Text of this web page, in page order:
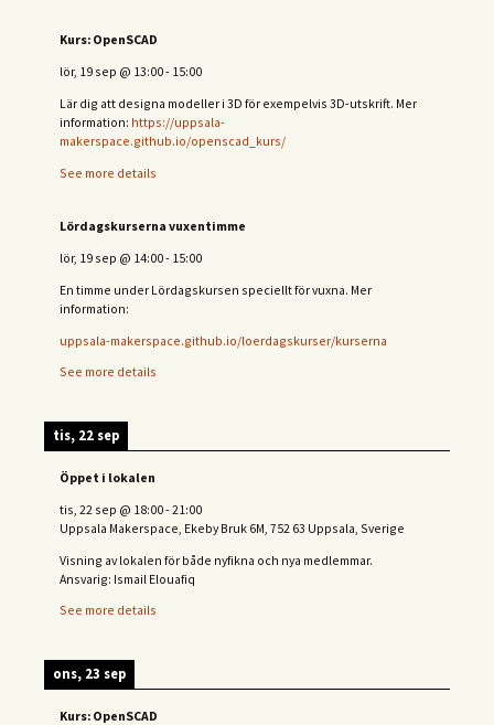
Kurs: OpenSCAD
lör, 19 sep @ 13:00- 15:00
Lär dig att designa modeller i 3D för exempelvis 3D-utskrift. Mer
information: https://uppsala-
makerspace.github.io/openscad_kurs/
See more details
Lördagskurserna vuxentimme
lör, 19 sep @ 14:00- 15:00
En timme under Lördagskursen speciellt för vuxna. Mer
information:
uppsala-makerspace.github.io/loerdagskurser/kurserna
See more details
tis, 22 sep
Öppet i lokalen
tis, 22 sep @ 18:00-21:00
Uppsala Makerspace, Ekeby Bruk 6M, 752 63 Uppsala, Sverige
Visning av lokalen för både nyfikna och nya medlemmar.
Ansvarig: Ismail Elouafiq
See more details
ons, 23 sep
Kurs: OpenSCAD